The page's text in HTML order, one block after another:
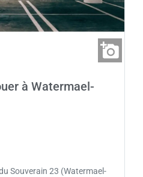
à Watermael-
Souverain 23 (Watermael-